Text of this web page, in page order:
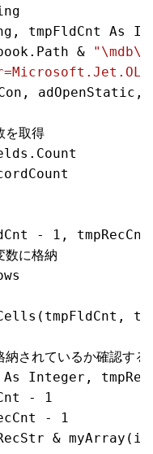
tmpFldCnt As
&
adOpenStatic,
を取得
- 1,
数に格納
されているか確認する
Integer,
- 1
- 1
&